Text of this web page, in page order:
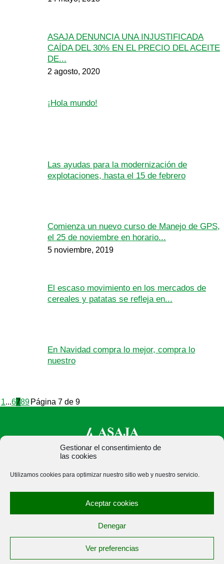
Gestionar el consentimiento de
las cookies
Utilizamos cookies para optimizar nuestro sitio web y nuestro servicio.
Aceptar cookies
Denegar
Ver preferencias
ASAJA DENUNCIA UNA INJUSTIFICADA
CAÍDA DEL 30% EN EL PRECIO DEL ACEITE
DE...
2 agosto, 2020
¡Hola mundo!
Las ayudas para la modernización de
explotaciones, hasta el 15 de febrero
Comienza un nuevo curso de Manejo de GPS,
el 25 de noviembre en horario...
5 noviembre, 2019
El escaso movimiento en los mercados de
cereales y patatas se refleja en...
En Navidad compra lo mejor, compra lo
nuestro
1...6789 Página 7 de 9
España · Tel.: +34 979 752 344 ·
asajapalencia@asajapalencia.com
| | © Aviso Legal | Xolido® |